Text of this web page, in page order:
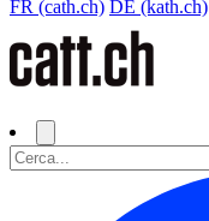
FR (cath.ch) DE (kath.ch)